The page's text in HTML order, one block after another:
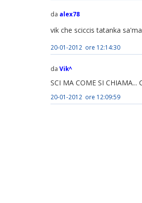
da alex78
vik che sciccis tatanka
20-01-2012 ore 12:14:30
da Vik^
SCI MA COME SI CHIAMA...
20-01-2012 ore 12:09:59